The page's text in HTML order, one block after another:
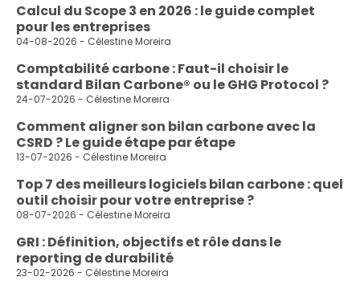
Calcul du Scope 3 en 2026 : le guide complet
pour les entreprises
04-08-2026 - Célestine Moreira
Comptabilité carbone : Faut-il choisir le
standard Bilan Carbone® ou le GHG Protocol ?
24-07-2026 - Célestine Moreira
Comment aligner son bilan carbone avec la
CSRD ? Le guide étape par étape
13-07-2026 - Célestine Moreira
Top 7 des meilleurs logiciels bilan carbone : quel
outil choisir pour votre entreprise ?
08-07-2026 - Célestine Moreira
GRI : Définition, objectifs et rôle dans le
reporting de durabilité
23-02-2026 - Célestine Moreira